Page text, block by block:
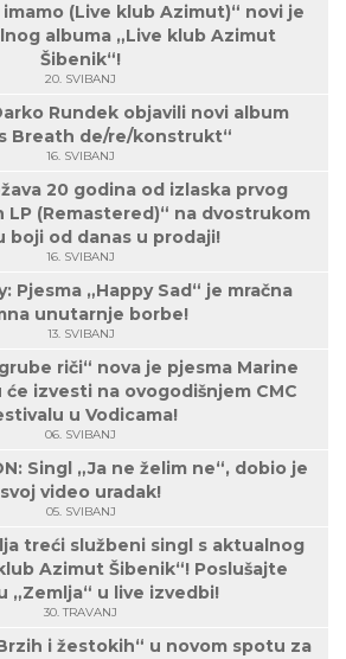
imamo (Live klub Azimut)“ novi je
albuma „Live klub Azimut
Šibenik“!
20. SVIBANJ
Rundek objavili novi album
Breath de/re/konstrukt“
16. SVIBANJ
20 godina od izlaska prvog
LP (Remastered)“ na dvostrukom
boji od danas u prodaji!
16. SVIBANJ
Pjesma „Happy Sad“ je mračna
unutarnje borbe!
13. SVIBANJ
riči“ nova je pjesma Marine
će izvesti na ovogodišnjem CMC
u Vodicama!
06. SVIBANJ
Singl „Ja ne želim ne“, dobio je
svoj video uradak!
05. SVIBANJ
treći službeni singl s aktualnog
Azimut Šibenik“! Poslušajte
„Zemlja“ u live izvedbi!
30. TRAVANJ
i žestokih“ u novom spotu za